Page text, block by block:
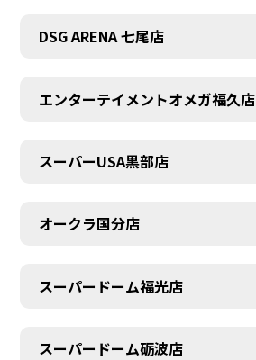
DSG ARENA 七尾店
エンターテイメントオメガ福久店
スーパーUSA黒部店
オークラ国分店
スーパードーム福光店
スーパードーム砺波店